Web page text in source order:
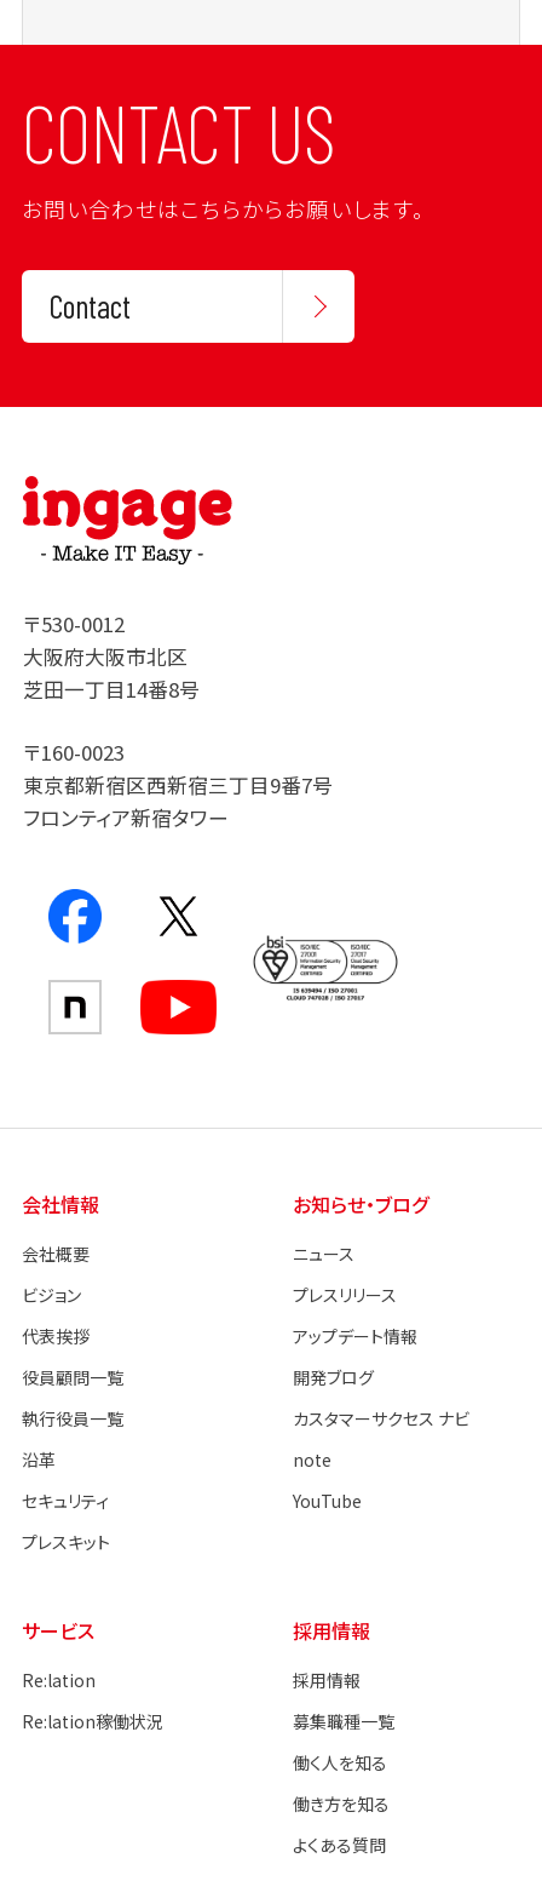
CONTACT US
お問い合わせはこちらからお願いします。
Contact
〒530-0012
大阪府大阪市北区
芝田一丁目14番8号
〒160-0023
東京都新宿区西新宿三丁目9番7号
フロンティア新宿タワー
会社情報
会社概要
ビジョン
代表挨拶
役員顧問一覧
執行役員一覧
沿革
セキュリティ
プレスキット
お知らせ・ブログ
ニュース
プレスリリース
アップデート情報
開発ブログ
カスタマーサクセス ナビ
note
YouTube
サービス
Re:lation
Re:lation稼働状況
採用情報
採用情報
募集職種一覧
働く人を知る
働き方を知る
よくある質問